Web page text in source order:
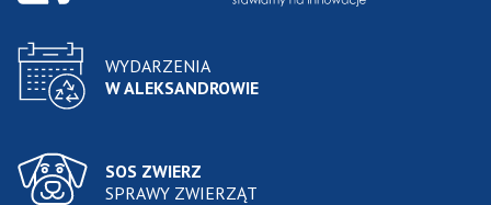
WYDARZENIA
W ALEKSANDROWIE
SOS ZWIERZ
SPRAWY ZWIERZĄT